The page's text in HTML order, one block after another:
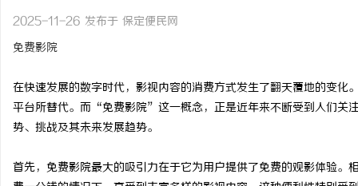
2025-11-26 发布于 保定便民网
免费影院
在快速发展的数字时代，影视内容的消费方式发生了翻天覆地的变
平台所替代。而“免费影院”这一概念，正是近年来不断受到人们关
势、挑战及其未来发展趋势。
首先，免费影院最大的吸引力在于它为用户提供了免费的观影体验